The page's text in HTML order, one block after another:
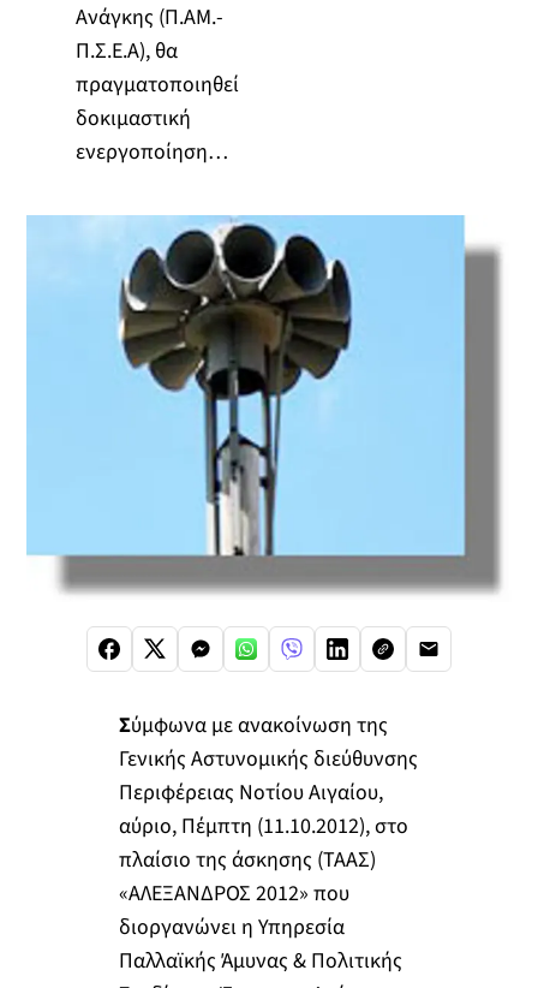
Ανάγκης (Π.ΑΜ.-
Π.Σ.Ε.Α), θα
πραγματοποιηθεί
δοκιμαστική
ενεργοποίηση…
Σύμφωνα με ανακοίνωση της
Γενικής Αστυνομικής διεύθυνσης
Περιφέρειας Νοτίου Αιγαίου,
αύριο, Πέμπτη (11.10.2012), στο
πλαίσιο της άσκησης (ΤΑΑΣ)
«ΑΛΕΞΑΝΔΡΟΣ 2012» που
διοργανώνει η Υπηρεσία
Παλλαϊκής Άμυνας & Πολιτικής